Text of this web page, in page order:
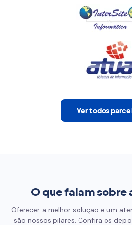
Ver todos
O que falam sobre
Oferecer a melhor solução e um
são nossos pilares. Confira os